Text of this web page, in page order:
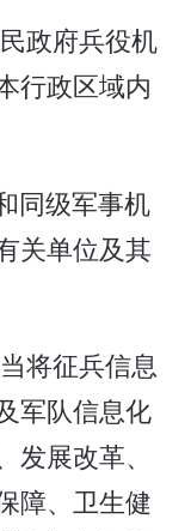
政府兵役机
行政区域内
同级军事机
关单位及其
将征兵信息
军队信息化
展改革、
障、卫生健